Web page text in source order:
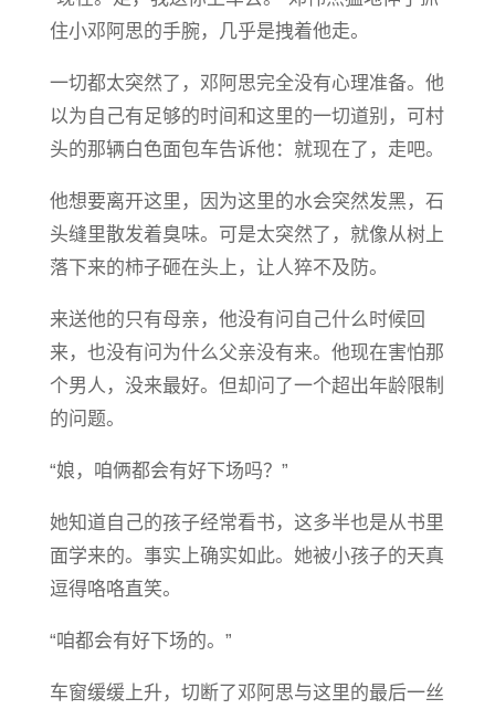
住小邓阿思的手腕，几乎是拽着他走。
一切都太突然了，邓阿思完全没有心理准备。他
以为自己有足够的时间和这里的一切道别，可村
头的那辆白色面包车告诉他：就现在了，走吧。
他想要离开这里，因为这里的水会突然发黑，石
头缝里散发着臭味。可是太突然了，就像从树上
落下来的柿子砸在头上，让人猝不及防。
来送他的只有母亲，他没有问自己什么时候回
来，也没有问为什么父亲没有来。他现在害怕那
个男人，没来最好。但却问了一个超出年龄限制
的问题。
“娘，咱俩都会有好下场吗？”
她知道自己的孩子经常看书，这多半也是从书里
面学来的。事实上确实如此。她被小孩子的天真
逗得咯咯直笑。
“咱都会有好下场的。”
车窗缓缓上升，切断了邓阿思与这里的最后一丝